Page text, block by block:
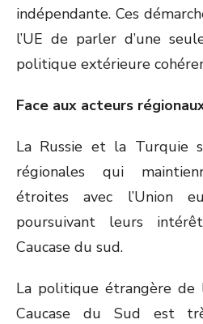
indépendante. Ces
l’UE de parler d’une
politique extérieure
Face aux acteurs
La Russie et la Turquie
régionales qui
étroites avec l’Union
poursuivant leurs
Caucase du sud.
La politique étrangère de
Caucase du Sud est